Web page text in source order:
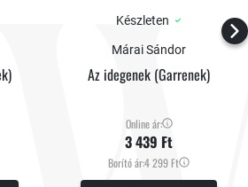
Készleten
Márai Sándor
Az idegenek (Garrenek)
Online ár:
3 439 Ft
Borító ár:4 299 Ft